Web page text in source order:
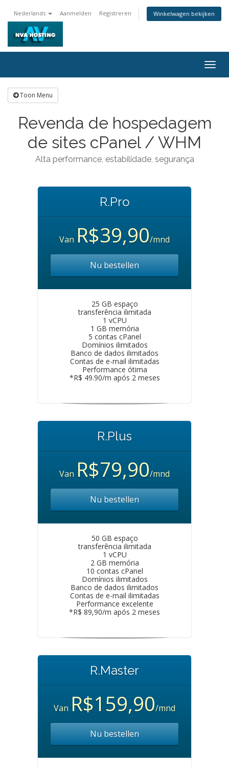
Nederlands Aanmelden Registreren Winkelwagen bekijken
Toon Menu
Revenda de hospedagem
de sites cPanel / WHM
Alta performance, estabilidade, segurança
R.Pro
Van R$39,90/mnd
Nu bestellen
25 GB espaço
transferência ilimitada
1 vCPU
1 GB memória
5 contas cPanel
Domínios ilimitados
Banco de dados ilimitados
Contas de e-mail ilimitadas
Performance ótima
*R$ 49.90/m após 2 meses
R.Plus
Van R$79,90/mnd
Nu bestellen
50 GB espaço
transferência ilimitada
1 vCPU
2 GB memória
10 contas cPanel
Domínios ilimitados
Banco de dados ilimitados
Contas de e-mail ilimitadas
Performance excelente
*R$ 89,90/m após 2 meses
R.Master
Van R$159,90/mnd
Nu bestellen